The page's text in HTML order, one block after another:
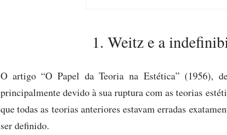
1. Weitz e a
O artigo “O Papel da Teoria na Estética” (1956),
principalmente devido à sua ruptura com as teorias
que todas as teorias anteriores estavam erradas
ser definido.